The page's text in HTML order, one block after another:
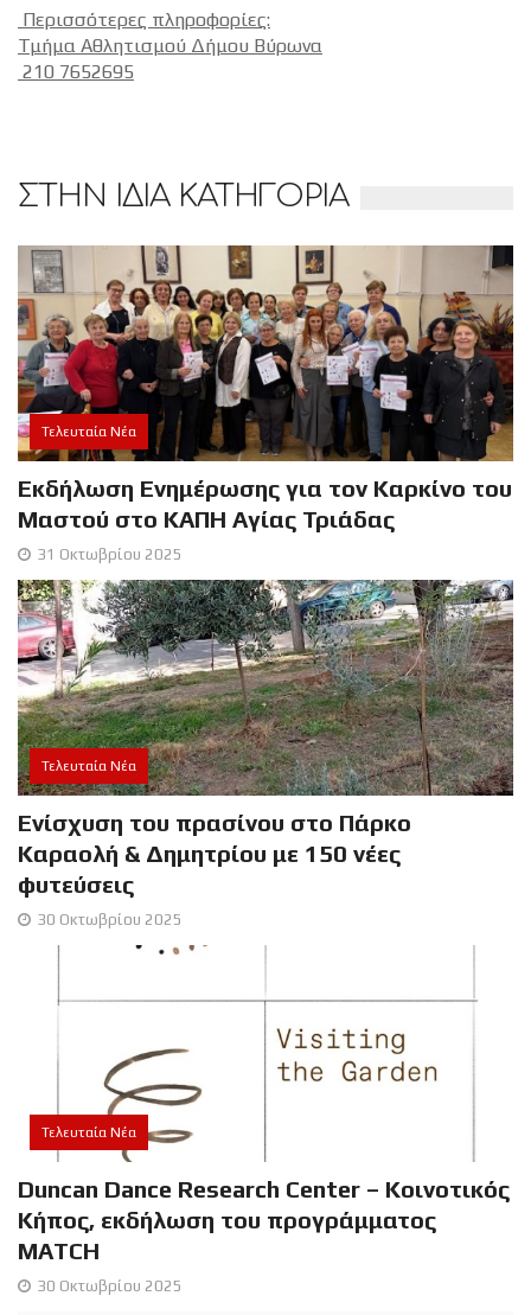
Περισσότερες πληροφορίες:
Τμήμα Αθλητισμού Δήμου Βύρωνα
210 7652695
ΣΤΗΝ ΙΔΙΑ ΚΑΤΗΓΟΡΙΑ
Τελευταία Νέα
Εκδήλωση Ενημέρωσης για τον Καρκίνο του
Μαστού στο ΚΑΠΗ Αγίας Τριάδας
31 Οκτωβρίου 2025
Τελευταία Νέα
Ενίσχυση του πρασίνου στο Πάρκο
Καραολή & Δημητρίου με 150 νέες
φυτεύσεις
30 Οκτωβρίου 2025
Τελευταία Νέα
Duncan Dance Research Center – Κοινοτικός
Κήπος, εκδήλωση του προγράμματος
MATCΗ
30 Οκτωβρίου 2025